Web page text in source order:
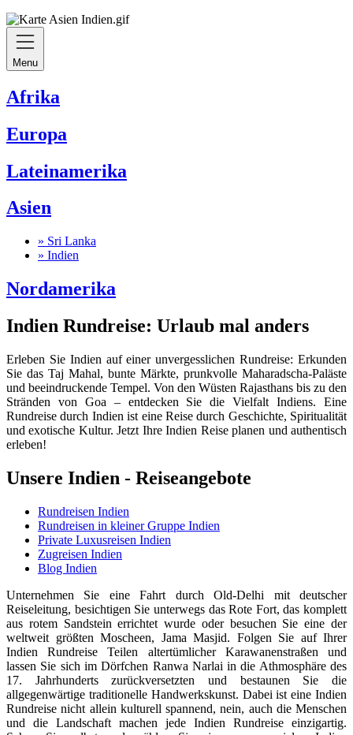
Menu
Afrika
Europa
Lateinamerika
Asien
» Sri Lanka
» Indien
Nordamerika
Indien Rundreise: Urlaub mal anders
Erleben Sie Indien auf einer unvergesslichen Rundreise: Erkunden
Sie das Taj Mahal, bunte Märkte, prunkvolle Maharadscha-Paläste
und beeindruckende Tempel. Von den Wüsten Rajasthans bis zu den
Stränden von Goa – entdecken Sie die Vielfalt Indiens. Eine
Rundreise durch Indien ist eine Reise durch Geschichte, Spiritualität
und exotische Kultur. Jetzt Ihre Indien Reise planen und authentisch
erleben!
Unsere Indien - Reiseangebote
Rundreisen Indien
Rundreisen in kleiner Gruppe Indien
Private Luxusreisen Indien
Zugreisen Indien
Blog Indien
Unternehmen Sie eine Fahrt durch Old-Delhi mit deutscher
Reiseleitung, besichtigen Sie unterwegs das Rote Fort, das komplett
aus rotem Sandstein errichtet wurde oder besuchen Sie eine der
weltweit größten Moscheen, Jama Masjid. Folgen Sie auf Ihrer
Indien Rundreise Teilen altertümlicher Karawanenstraßen und
lassen Sie sich im Dörfchen Ranwa Narlai in die Athmosphäre des
17. Jahrhunderts zurückversetzten und bestaunen Sie die
allgegenwärtige traditionelle Handwerkskunst. Dabei ist eine Indien
Rundreise nicht allein kulturell spannend, nein, auch die Menschen
und die Landschaft machen jede Indien Rundreise einzigartig.